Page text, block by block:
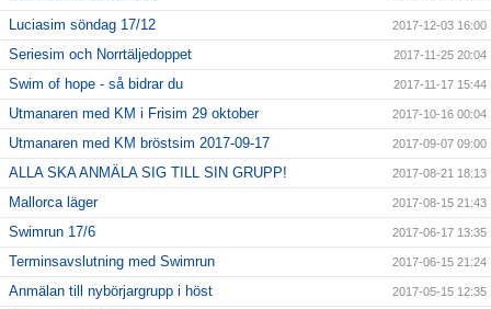
Luciasim söndag 17/12 2017-12-03 16:00
Seriesim och Norrtäljedoppet 2017-11-25 20:04
Swim of hope - så bidrar du 2017-11-17 15:44
Utmanaren med KM i Frisim 29 oktober 2017-10-16 00:04
Utmanaren med KM bröstsim 2017-09-17 2017-09-07 09:00
ALLA SKA ANMÄLA SIG TILL SIN GRUPP! 2017-08-21 18:13
Mallorca läger 2017-08-15 21:43
Swimrun 17/6 2017-06-17 13:35
Terminsavslutning med Swimrun 2017-06-15 21:24
Anmälan till nybörjargrupp i höst 2017-05-15 12:35